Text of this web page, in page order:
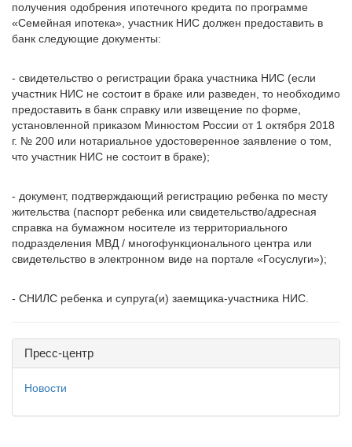
получения одобрения ипотечного кредита по программе
«Семейная ипотека», участник НИС должен предоставить в
банк следующие документы:
- свидетельство о регистрации брака участника НИС (если
участник НИС не состоит в браке или разведен, то необходимо
предоставить в банк справку или извещение по форме,
установленной приказом Минюстом России от 1 октября 2018
г. № 200 или нотариальное удостоверенное заявление о том,
что участник НИС не состоит в браке);
- документ, подтверждающий регистрацию ребенка по месту
жительства (паспорт ребенка или свидетельство/адресная
справка на бумажном носителе из территориального
подразделения МВД / многофункционального центра или
свидетельство в электронном виде на портале «Госуслуги»);
- СНИЛС ребенка и супруга(и) заемщика-участника НИС.
Пресс-центр
Новости